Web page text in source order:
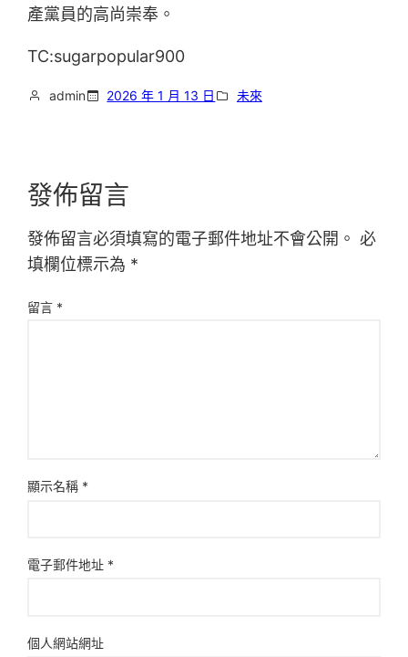
產黨員的高尚崇奉。
TC:sugarpopular900
admin 2026 年 1 月 13 日 未來
發佈留言
發佈留言必須填寫的電子郵件地址不會公開。 必
填欄位標示為 *
留言 *
顯示名稱 *
電子郵件地址 *
個人網站網址